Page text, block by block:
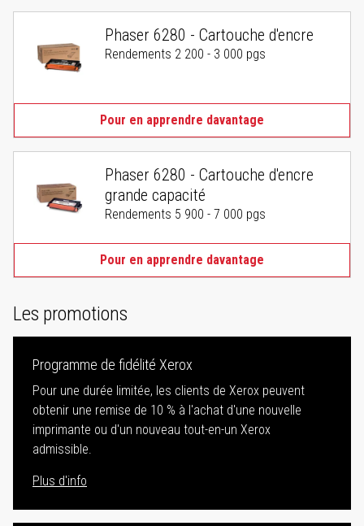
Phaser 6280 - Cartouche d'encre
Rendements 2 200 - 3 000 pgs
Pour en apprendre davantage
Phaser 6280 - Cartouche d'encre
grande capacité
Rendements 5 900 - 7 000 pgs
Pour en apprendre davantage
Les promotions
Programme de fidélité Xerox
Pour une durée limitée, les clients de Xerox peuvent
obtenir une remise de 10 % à l'achat d'une nouvelle
imprimante ou d'un nouveau tout-en-un Xerox
admissible.
Plus d'info